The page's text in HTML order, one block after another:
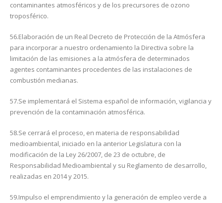
contaminantes atmosféricos y de los precursores de ozono
troposférico.
56.Elaboración de un Real Decreto de Protección de la Atmósfera
para incorporar a nuestro ordenamiento la Directiva sobre la
limitación de las emisiones a la atmósfera de determinados
agentes contaminantes procedentes de las instalaciones de
combustión medianas.
57.Se implementará el Sistema español de información, vigilancia y
prevención de la contaminación atmosférica.
58.Se cerrará el proceso, en materia de responsabilidad
medioambiental, iniciado en la anterior Legislatura con la
modificación de la Ley 26/2007, de 23 de octubre, de
Responsabilidad Medioambiental y su Reglamento de desarrollo,
realizadas en 2014 y 2015.
59.Impulso el emprendimiento y la generación de empleo verde a